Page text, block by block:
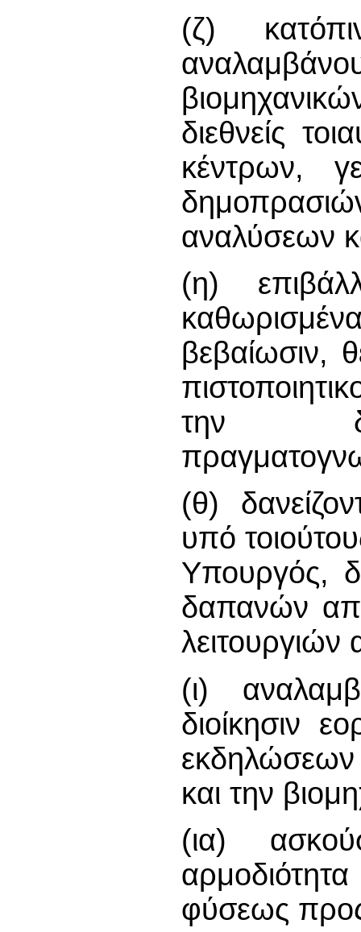
(ζ)
διεθνείς
κέντρων,
αναλύσεων
(η)
βεβαίωσιν,
την
(θ)
υπό
Υπουργός,
δαπανών
λειτουργιών
(ι)
διοίκησιν
εκδηλώσεων
και την
(ια)
φύσεως